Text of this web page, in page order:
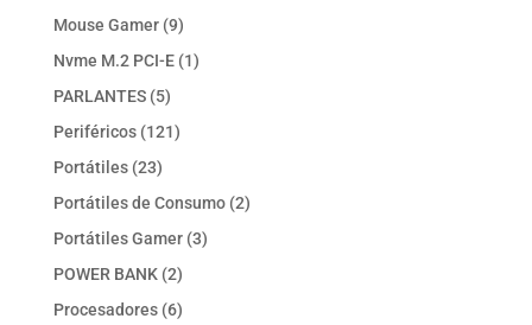
productos
Mouse Gamer 99
productos
Nvme M.2 PCI-E 11
PARLANTES 55
productos
Periféricos 121121
Portátiles 2323
productos
Portátiles de Consumo 22
Portátiles Gamer 33
POWER BANK 22
productos
Procesadores 66